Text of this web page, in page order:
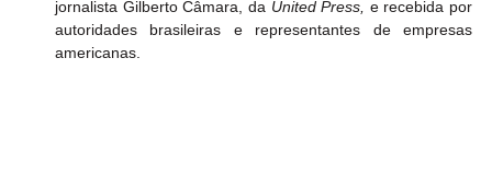
jornalista Gilberto Câmara, da United Press, e recebida por
autoridades brasileiras e representantes de empresas
americanas.